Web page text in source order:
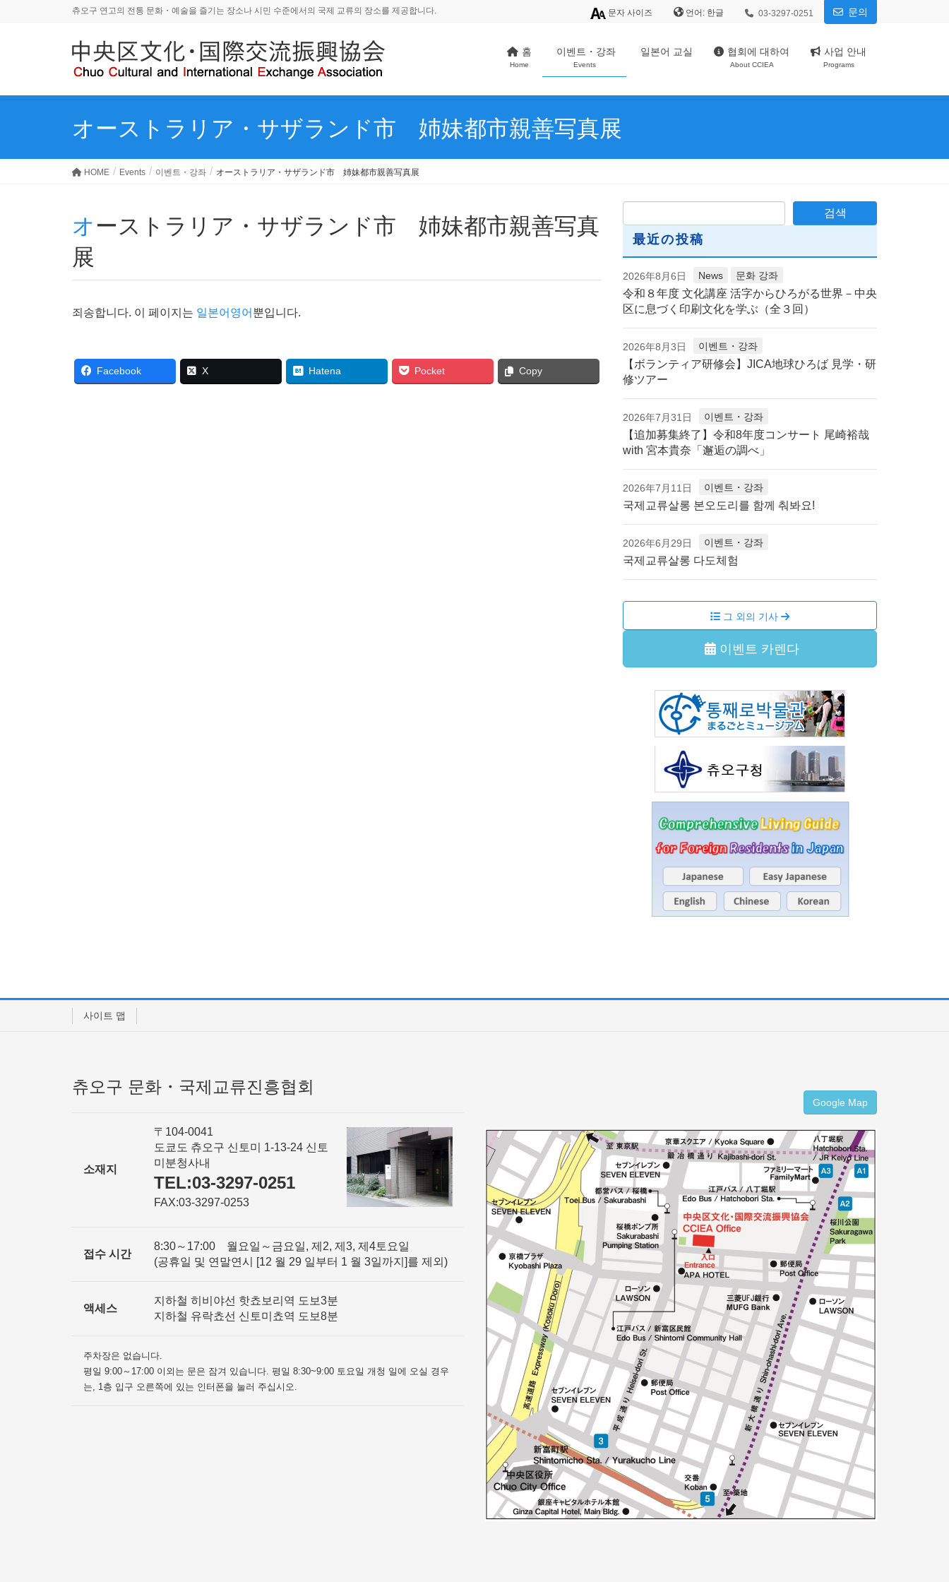
츄오구 연고의 전통 문화・예술을 즐기는 장소나 시민 수준에서의 국제 교류의 장소를 제공합니다. 문자 사이즈 언어: 03-3297-0251 문의
홈
Home
이벤트・강좌
Events
일본어 교실 협회에 대하여
About CCIEA
사업 안내
Programs
オーストラリア・サザランド市 姉妹都市親善写真展
HOME Events 이벤트・강좌 オーストラリア・サザランド市 姉妹都市親善写真展
オーストラリア・サザランド市 姉妹都市親善写真
展
죄송합니다. 이 페이지는 일본어 영어 뿐입니다.
Facebook X Hatena Pocket Copy
最近の投稿
2026年8月6日 News 문화 강좌
令和８年度 文化講座 活字からひろがる世界－中央
区に息づく印刷文化を学ぶ（全３回）
2026年8月3日 이벤트・강좌
【ボランティア研修会】JICA地球ひろば 見学・研
修ツアー
2026年7月31日 이벤트・강좌
【追加募集終了】令和8年度コンサート 尾崎裕哉
with 宮本貴奈「邂逅の調べ」
2026年7月11日 이벤트・강좌
국제교류살롱 본오도리를 함께 춰봐요!
2026年6月29日 이벤트・강좌
국제교류살롱 다도체험
그 외의 기사
이벤트 카렌다
사이트 맵
츄오구 문화・국제교류진흥협회
소재지
〒104-0041
도쿄도 츄오구 신토미 1-13-24 신토
미분청사내
TEL:03-3297-0251
FAX:03-3297-0253
접수 시간
8:30～17:00 월요일～금요일, 제2, 제3, 제4토요일
(공휴일 및 연말연시 [12 월 29 일부터 1 월 3일까지]를 제외)
액세스
지하철 히비야선 핫쵸보리역 도보3분
지하철 유락쵸선 신토미쵸역 도보8분
주차장은 없습니다.
평일 9:00～17:00 이외는 문은 잠겨 있습니다. 평일 8:30~9:00 토요일 개청 일에 오실 경우
는, 1층 입구 오른쪽에 있는 인터폰을 눌러 주십시오.
Google Map